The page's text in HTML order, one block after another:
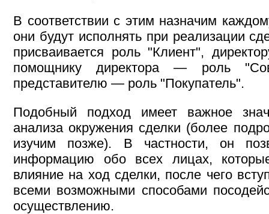
В соответствии с этим назначим
они будут исполнять при реализации
присваивается роль "Клиент",
помощнику директора — роль
представителю — роль "Покупатель".
Подобный подход имеет важное
анализа окружения сделки (более
изучим позже). В частности, он
информацию обо всех лицах,
влияние на ход сделки, после чего
всеми возможными способами
осуществлению.